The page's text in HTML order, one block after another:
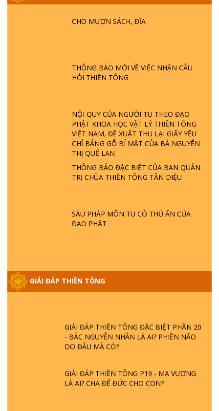
CHO MƯỢN SÁCH, ĐĨA
THÔNG BÁO MỚI VỀ VIỆC NHẬN CÂU
HỎI THIỀN TÔNG
NỘI QUY CỦA NGƯỜI TU THEO ĐẠO
PHẬT KHOA HỌC VẬT LÝ THIỀN TÔNG
VIỆT NAM, ĐỀ XUẤT THU LẠI GIẤY YẾU
CHỈ BẢNG GỖ BÍ MẬT CỦA BÀ NGUYỄN
THỊ QUẾ LAN
THÔNG BÁO ĐẶC BIỆT CỦA BAN QUẢN
TRỊ CHÙA THIỀN TÔNG TÂN DIỆU
SÁU PHÁP MÔN TU CÓ THỦ ẤN CỦA
ĐẠO PHẬT
GIẢI ĐÁP THIỀN TÔNG
HỘI GÌ? TỬ VÌ ĐẠO
PHẬT GIỚI CÓ THỜI GIAN KHÔNG? |
TTTD
GIẢI ĐÁP ĐẶC BIỆT P23 - THIÊN ĐÀNG Ở
ĐÂU? ĐỊA NGỤC Ở ĐÂU? ĐỨC CHÚA TRỜI
LÀ AI? QUỶ SA TĂNG? | TTTD
GIẢI ĐÁP THIỀN TÔNG ĐẶC BIỆT P22 - TẠI
GIẢI ĐÁP THIỀN TÔNG ĐẶC BIỆT P21 - TẠI
GIẢI ĐÁP VỀ LỄ TIỄN THIỀN TÔNG SƯ
NGỌC LÂM VỀ PHẬT GIỚI
GIẢI ĐÁP THIỀN TÔNG ĐẶC BIỆT PHẦN 20
- BÁC NGUYỄN NHÂN LÀ AI? PHIỀN NÃO
DO ĐÂU MÀ CÓ?
GIẢI ĐÁP THIỀN TÔNG P19 - MA VƯƠNG
LÀ AI? CHA ĐỂ ĐỨC CHO CON?